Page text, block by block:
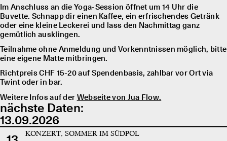
Im Anschluss an die Yoga-Session öffnet um 14 Uhr die
Buvette. Schnapp dir einen Kaffee, ein erfrischendes Getränk
oder eine kleine Leckerei und lass den Nachmittag ganz
gemütlich ausklingen.
Teilnahme ohne Anmeldung und Vorkenntnissen möglich, bitte
eine eigene Matte mitbringen.
Richtpreis CHF 15-20 auf Spendenbasis, zahlbar vor Ort via
Twint oder in bar.
Weitere Infos auf der Webseite von Jua Flow.
nächste Daten:
13.09.2026
KONZERT, SOMMER IM SÜDPOL